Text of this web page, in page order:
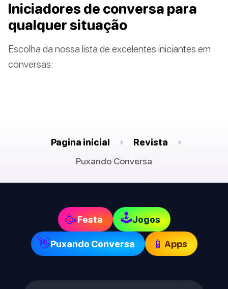
Iniciadores de conversa para
qualquer situação
Escolha da nossa lista de excelentes iniciantes em
conversas:
Pagina inicial
Revista
Puxando Conversa
🥳Festa 🕹Jogos
👋Puxando Conversa 📱 Apps